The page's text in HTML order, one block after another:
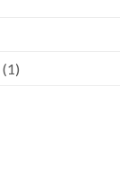
(1)